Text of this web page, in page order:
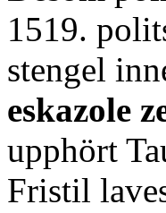
1519.
stengel
eskazole
upphört
Fristil